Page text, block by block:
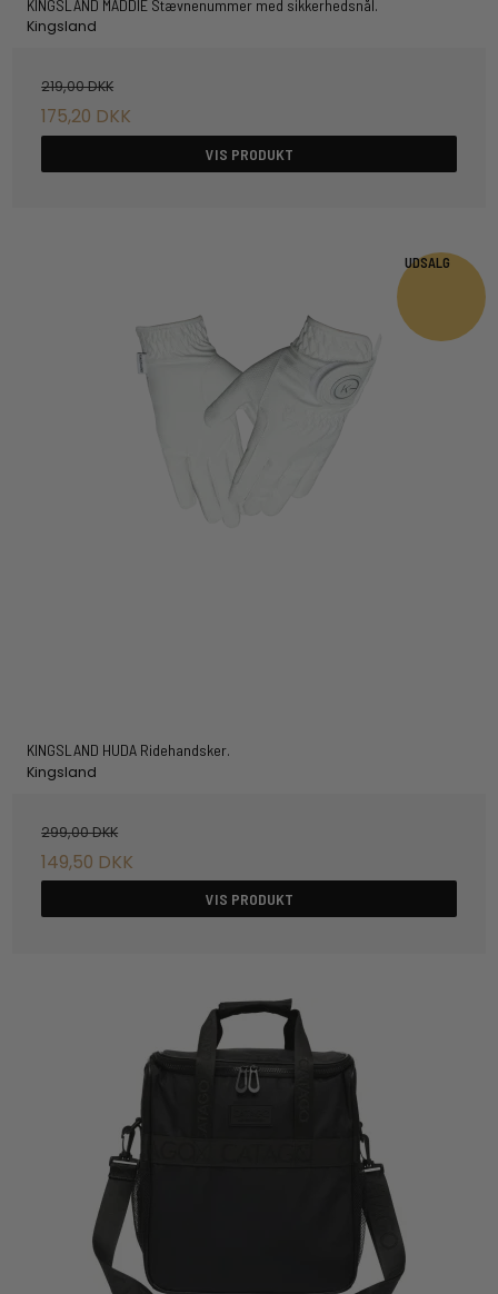
KINGSLAND MADDIE Stævnenummer med sikkerhedsnål.
Kingsland
219,00 DKK
175,20 DKK
VIS PRODUKT
UDSALG
KINGSLAND HUDA Ridehandsker.
Kingsland
299,00 DKK
149,50 DKK
VIS PRODUKT